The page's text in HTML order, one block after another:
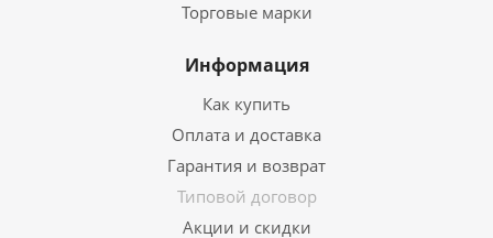
Торговые марки
Информация
Как купить
Оплата и доставка
Гарантия и возврат
Типовой договор
Акции и скидки